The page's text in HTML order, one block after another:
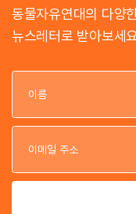
동물자유연대의 다양
뉴스레터로 받아보세